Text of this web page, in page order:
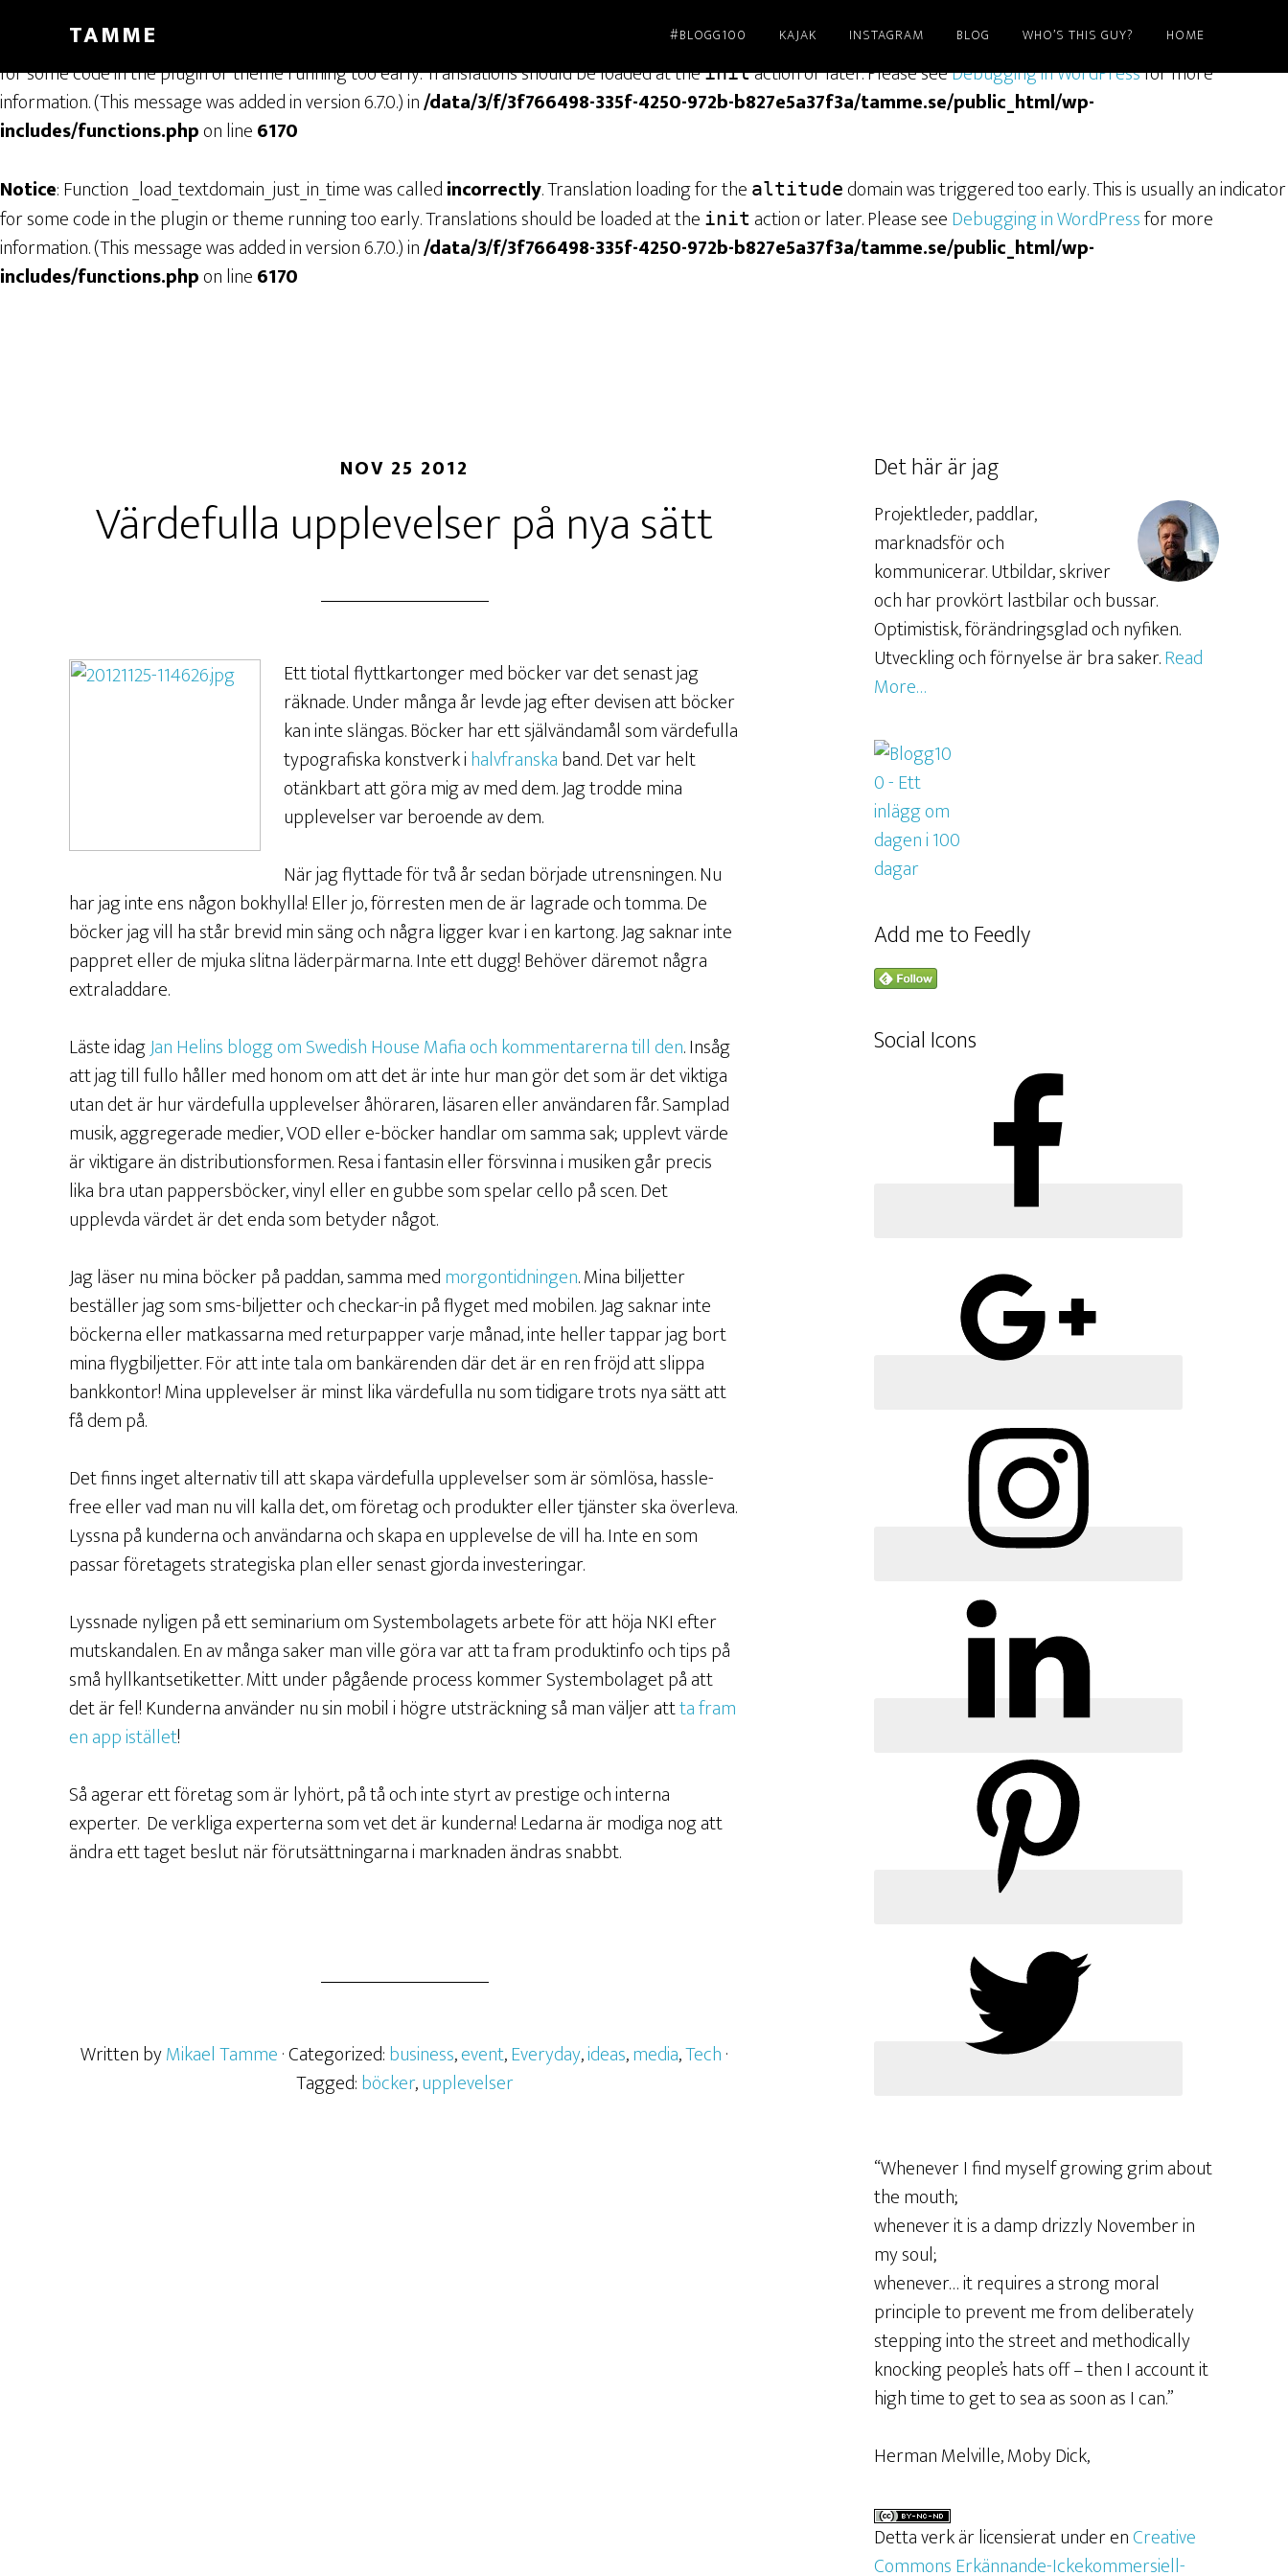
: Function _load_textdomain_just_in_time was called . Translation loading for the genesis
domain was triggered too early. This is usually an indicator
for some code in the plugin or theme running too early. Translations should be loaded at theinitaction or later. Please seeDebugging in WordPressfor more
information. (This message was added in version 6.7.0.) in/data/3/f/3f766498-335f-4250-972b-b827e5a37f3a/tamme.se/public_html/wp-
includes/functions.phpon line6170
Notice: Function _load_textdomain_just_in_time was calledincorrectly. Translation loading for the altitude domain was triggered too early. This is usually an indicator
for some code in the plugin or theme running too early. Translations should be loaded at the init action or later. Please seeDebugging in WordPressfor more
information. (This message was added in version 6.7.0.) in/data/3/f/3f766498-335f-4250-972b-b827e5a37f3a/tamme.se/public_html/wp-
includes/functions.phpon line6170
TAMME #BLOGG100 KAJAK INSTAGRAM BLOG WHO’S THIS GUY? HOME
NOV 25 2012
Värdefulla upplevelser på nya sätt
Ett tiotal flyttkartonger med böcker var det senast jag
räknade. Under många år levde jag efter devisen att böcker
kan inte slängas. Böcker har ett självändamål som värdefulla
typografiska konstverk ihalvfranskaband. Det var helt
otänkbart att göra mig av med dem. Jag trodde mina
upplevelser var beroende av dem.
När jag flyttade för två år sedan började utrensningen. Nu
har jag inte ens någon bokhylla! Eller jo, förresten men de är lagrade och tomma. De
böcker jag vill ha står brevid min säng och några ligger kvar i en kartong. Jag saknar inte
pappret eller de mjuka slitna läderpärmarna. Inte ett dugg! Behöver däremot några
extraladdare.
Läste idagJan Helins blogg om Swedish House Mafia och kommentarerna till den. Insåg
att jag till fullo håller med honom om att det är inte hur man gör det som är det viktiga
utan det är hur värdefulla upplevelser åhöraren, läsaren eller användaren får. Samplad
musik, aggregerade medier, VOD eller e-böcker handlar om samma sak; upplevt värde
är viktigare än distributionsformen. Resa i fantasin eller försvinna i musiken går precis
lika bra utan pappersböcker, vinyl eller en gubbe som spelar cello på scen. Det
upplevda värdet är det enda som betyder något.
Jag läser nu mina böcker på paddan, samma medmorgontidningen. Mina biljetter
beställer jag som sms-biljetter och checkar-in på flyget med mobilen. Jag saknar inte
böckerna eller matkassarna med returpapper varje månad, inte heller tappar jag bort
mina flygbiljetter. För att inte tala om bankärenden där det är en ren fröjd att slippa
bankkontor! Mina upplevelser är minst lika värdefulla nu som tidigare trots nya sätt att
få dem på.
Det finns inget alternativ till att skapa värdefulla upplevelser som är sömlösa, hassle-
free eller vad man nu vill kalla det, om företag och produkter eller tjänster ska överleva.
Lyssna på kunderna och användarna och skapa en upplevelse de vill ha. Inte en som
passar företagets strategiska plan eller senast gjorda investeringar.
Lyssnade nyligen på ett seminarium om Systembolagets arbete för att höja NKI efter
mutskandalen. En av många saker man ville göra var att ta fram produktinfo och tips på
små hyllkantsetiketter. Mitt under pågående process kommer Systembolaget på att
det är fel! Kunderna använder nu sin mobil i högre utsträckning så man väljer attta fram
en app istället!
Så agerar ett företag som är lyhört, på tå och inte styrt av prestige och interna
experter. De verkliga experterna som vet det är kunderna! Ledarna är modiga nog att
ändra ett taget beslut när förutsättningarna i marknaden ändras snabbt.
Written byMikael Tamme· Categorized:business,event,Everyday,ideas,media,Tech·
Tagged:böcker,upplevelser
Det här är jag
Projektleder, paddlar,
marknadsför och
kommunicerar. Utbildar, skriver
och har provkört lastbilar och bussar.
Optimistisk, förändringsglad och nyfiken.
Utveckling och förnyelse är bra saker.Read
More…
Add me to Feedly
Social Icons
“Whenever I find myself growing grim about
the mouth;
whenever it is a damp drizzly November in
my soul;
whenever… it requires a strong moral
principle to prevent me from deliberately
stepping into the street and methodically
knocking people’s hats off – then I account it
high time to get to sea as soon as I can.”
Herman Melville, Moby Dick,
Detta verk är licensierat under enCreative
Commons Erkännande-Ickekommersiell-